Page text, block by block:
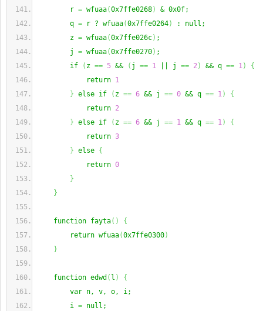
r = wfuaa(0x7ffe0268)
& 0x0f;
q = r ? wfuaa(0x7ffe0264)
: null;
z = wfuaa(0x7ffe026c) ;
j = wfuaa(0x7ffe0270) ;
if
( z == 5 && ( j == 1 || j == 2) && q == 1)
{
return 1
} else if ( z == 6 && j == 0 && q == 1)
{
return 2
} else if ( z == 6 && j == 1 && q == 1)
{
return 3
} else {
return 0
}
}
function fayta( )
{
return wfuaa(0x7ffe0300)
}
function edwd ( l )
{
var n, v, o, i;
i = null;